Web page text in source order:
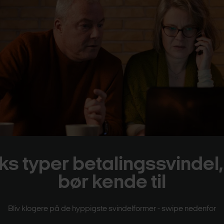
typer
bør kende til
Bliv klogere på de hyppigste svindelformer - swipe nedenfor